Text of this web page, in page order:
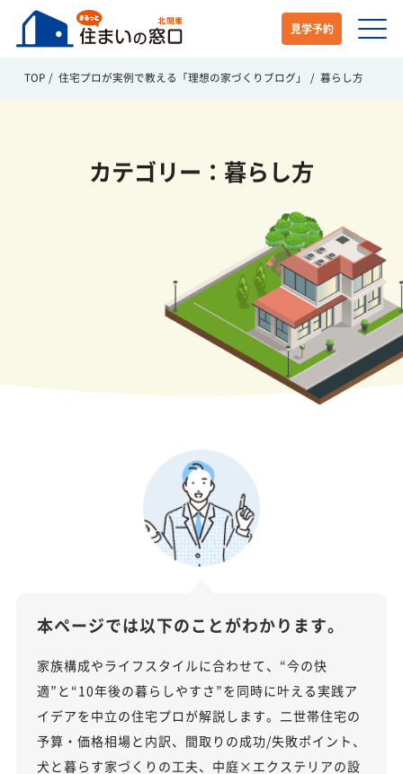
見学予約
TOP 住宅プロが実例で教える「理想の家づくりブログ」 暮らし方
カテゴリー：暮らし方
本ページでは以下のことがわかります。
家族構成やライフスタイルに合わせて、“今の快
適”と“10年後の暮らしやすさ”を同時に叶える実践ア
イデアを中立の住宅プロが解説します。二世帯住宅の
予算・価格相場と内訳、間取りの成功/失敗ポイント、
犬と暮らす家づくりの工夫、中庭×エクステリアの設